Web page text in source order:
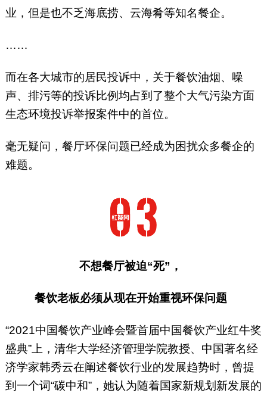
业，但是也不乏海底捞、云海肴等知名餐企。
……
而在各大城市的居民投诉中，关于餐饮油烟、噪
声、排污等的投诉比例均占到了整个大气污染方面
生态环境投诉举报案件中的首位。
毫无疑问，餐厅环保问题已经成为困扰众多餐企的
难题。
不想餐厅被迫“死”，
餐饮老板必须从现在开始重视环保问题
“2021中国餐饮产业峰会暨首届中国餐饮产业红牛奖
盛典”上，清华大学经济管理学院教授、中国著名经
济学家韩秀云在阐述餐饮行业的发展趋势时，曾提
到一个词“碳中和”，她认为随着国家新规划新发展的